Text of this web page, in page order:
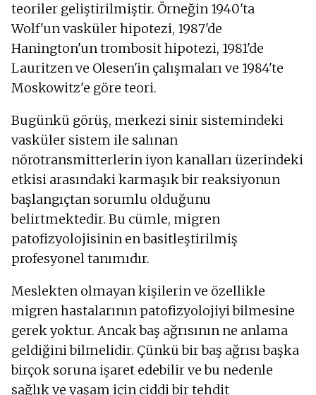
teoriler geliştirilmiştir. Örneğin 1940'ta
Wolf'un vasküler hipotezi, 1987'de
Hanington'un trombosit hipotezi, 1981'de
Lauritzen ve Olesen'in çalışmaları ve 1984'te
Moskowitz'e göre teori.
Bugünkü görüş, merkezi sinir sistemindeki
vasküler sistem ile salınan
nörotransmitterlerin iyon kanalları üzerindeki
etkisi arasındaki karmaşık bir reaksiyonun
başlangıçtan sorumlu olduğunu
belirtmektedir. Bu cümle, migren
patofizyolojisinin en basitleştirilmiş
profesyonel tanımıdır.
Meslekten olmayan kişilerin ve özellikle
migren hastalarının patofizyolojiyi bilmesine
gerek yoktur. Ancak baş ağrısının ne anlama
geldiğini bilmelidir. Çünkü bir baş ağrısı başka
birçok soruna işaret edebilir ve bu nedenle
sağlık ve yaşam için ciddi bir tehdit